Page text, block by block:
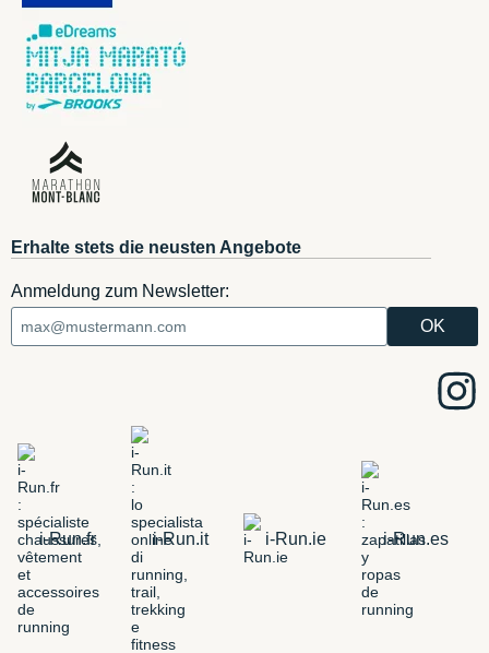
Erhalte stets die neusten Angebote
Anmeldung zum Newsletter:
i-Run.fr i-Run.it i-Run.ie i-Run.es